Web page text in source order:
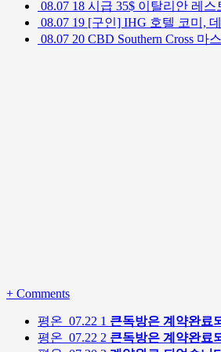
08.07 18 시급 35$ 이탈리안 레
08.07 19 [구인] IHG 호텔 코미,
08.07 20 CBD Southern Cross 마
+ Comments
평온 07.22 1 큰독방은 계약완료
평온 07.22 2 큰독방은 계약완료